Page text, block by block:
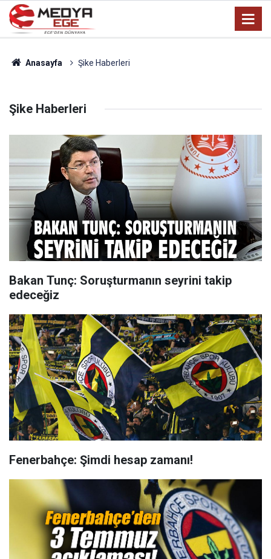
Anasayfa Şike Haberleri
Şike Haberleri
Bakan Tunç: Soruşturmanın seyrini takip
edeceğiz
Fenerbahçe: Şimdi hesap zamanı!